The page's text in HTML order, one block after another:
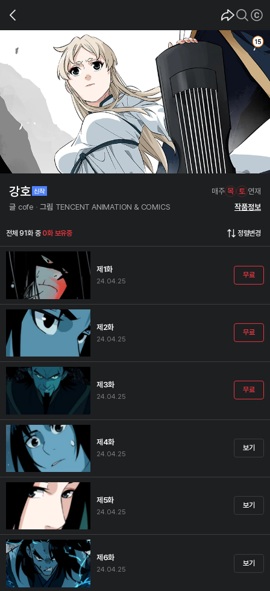
매주 목 토 연재
강호
글 cofe 그림 TENCENT ANIMATION & COMICS 작품정보
전체 91화 중 0화 보유중 정렬변경
제1화
24.04.25
무료
제2화
24.04.25
무료
제3화
24.04.25
무료
제4화
24.04.25
보기
제5화
24.04.25
보기
제6화
24.04.25
보기